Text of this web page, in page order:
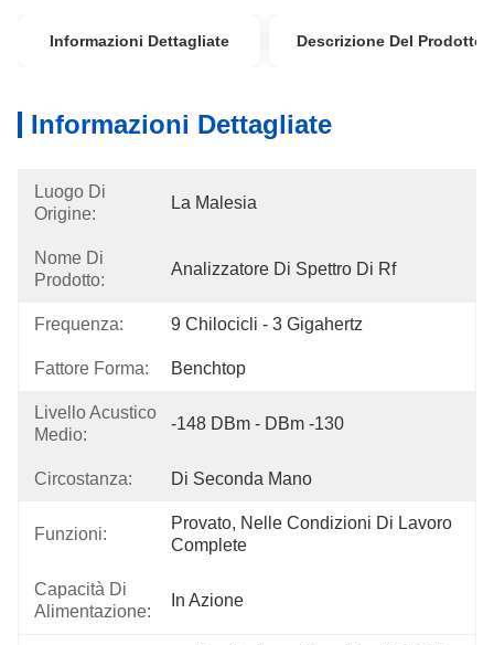
Informazioni Dettagliate Descrizione Del Prodotto
Informazioni Dettagliate
Luogo Di
Origine:
La Malesia
Nome Di
Prodotto:
Analizzatore Di Spettro Di Rf
Frequenza: 9 Chilocicli - 3 Gigahertz
Fattore Forma: Benchtop
Livello Acustico
Medio:
-148 DBm - DBm -130
Circostanza: Di Seconda Mano
Funzioni:
Provato, Nelle Condizioni Di Lavoro
Complete
Capacità Di
Alimentazione:
In Azione